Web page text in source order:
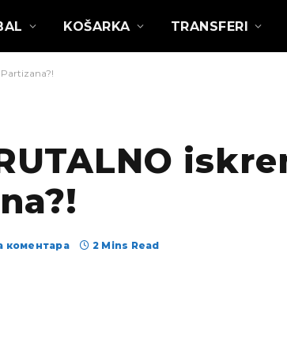
KOŠARKA TRANSFERI
коментара 2 Mins Read